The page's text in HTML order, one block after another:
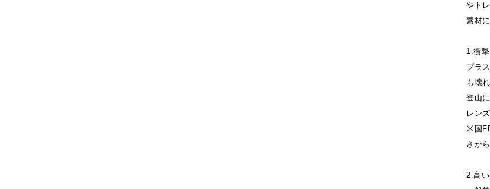
やト
素材
1.衝
プラ
も壊
登山
レン
米国
さか
2.高